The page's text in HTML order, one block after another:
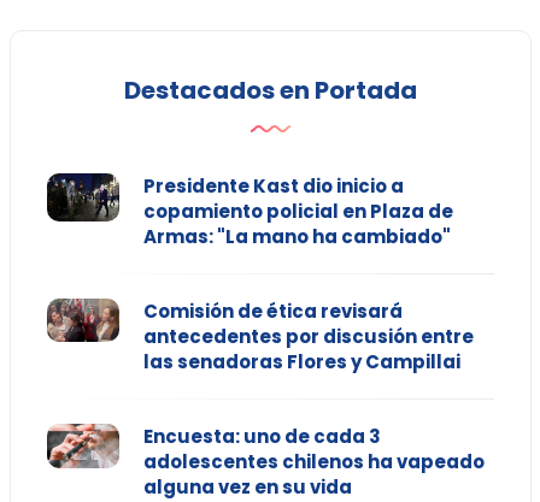
Destacados en Portada
Presidente Kast dio inicio a
copamiento policial en Plaza de
Armas: "La mano ha cambiado"
Comisión de ética revisará
antecedentes por discusión entre
las senadoras Flores y Campillai
Encuesta: uno de cada 3
adolescentes chilenos ha vapeado
alguna vez en su vida